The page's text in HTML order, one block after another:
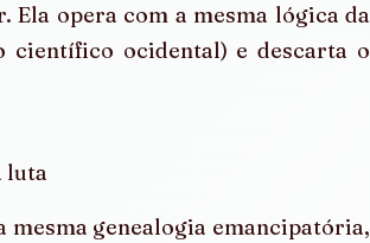
Ela opera com a mesma lógica da
científico ocidental) e descarta o
luta
mesma genealogia emancipatória,